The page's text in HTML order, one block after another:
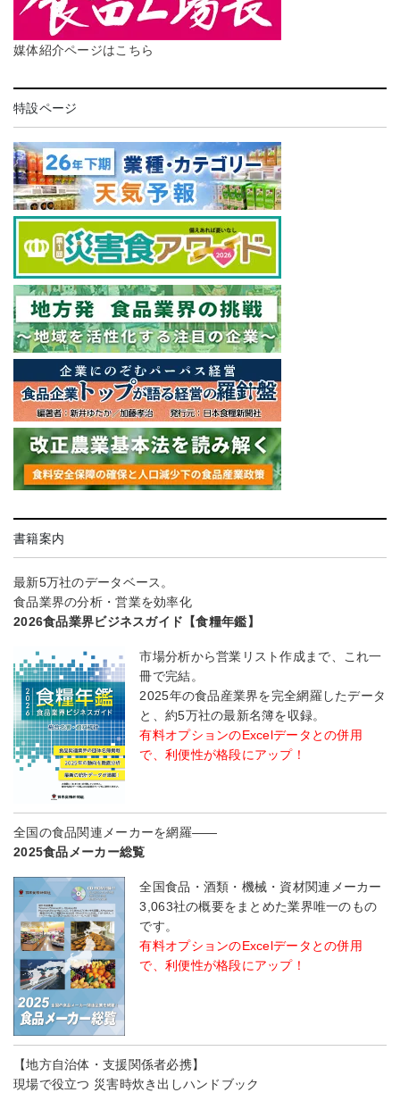
媒体紹介ページはこちら
特設ページ
書籍案内
最新5万社のデータベース。
食品業界の分析・営業を効率化
2026食品業界ビジネスガイド【食糧年鑑】
市場分析から営業リスト作成まで、これ一
冊で完結。
2025年の食品産業界を完全網羅したデータ
と、約5万社の最新名簿を収録。
有料オプションのExcelデータとの併用
で、利便性が格段にアップ！
全国の食品関連メーカーを網羅――
2025食品メーカー総覧
全国食品・酒類・機械・資材関連メーカー
3,063社の概要をまとめた業界唯一のもの
です。
有料オプションのExcelデータとの併用
で、利便性が格段にアップ！
【地方自治体・支援関係者必携】
現場で役立つ 災害時炊き出しハンドブック